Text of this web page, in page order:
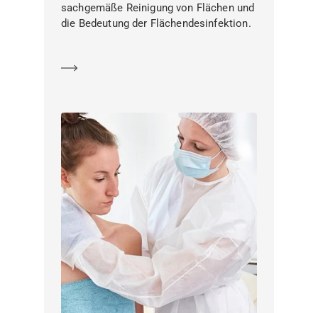
sachgemäße Reinigung von Flächen und
die Bedeutung der Flächendesinfektion.